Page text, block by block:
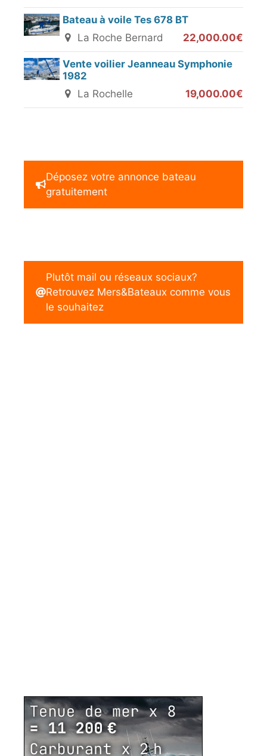
Bateau à voile Tes 678 BT
La Roche Bernard
22,000.00€
Vente voilier Jeanneau Symphonie
1982
La Rochelle
19,000.00€
Déposez votre annonce bateau
gratuitement
Plutôt mail ou réseaux sociaux?
Retrouvez Mers&Bateaux comme vous
le souhaitez